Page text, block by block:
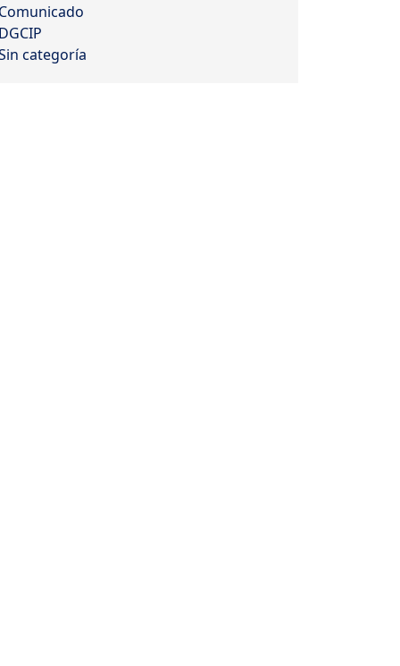
Comunicado
DGCIP
categoría